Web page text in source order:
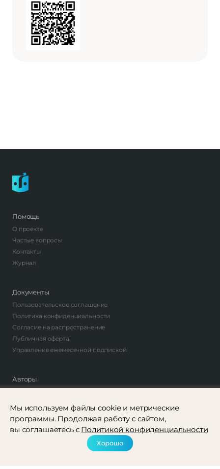
Помощь
О проекте
Частые вопросы
Контакты
Журнал
Документы
Пользовательское соглашение
Политика конфиденциальности
Согласие на распространение
Публичная оферта
Управление ежемесячной подпиской
Авторы
Соцсети
Мы используем файлы cookie и метрические
программы. Продолжая работу с сайтом,
вы соглашаетесь с Политикой конфиденциальности
Хорошо